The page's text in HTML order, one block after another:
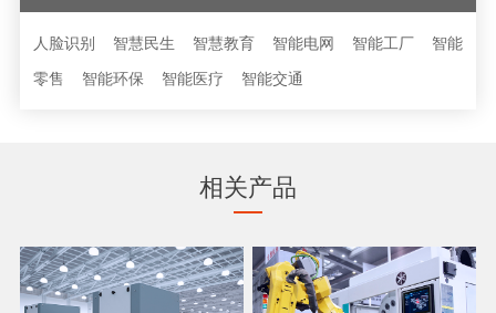
人脸识别 智慧民生 智慧教育 智能电网 智能工厂
智能
零售
智能环保 智能医疗 智能交通
相关产品